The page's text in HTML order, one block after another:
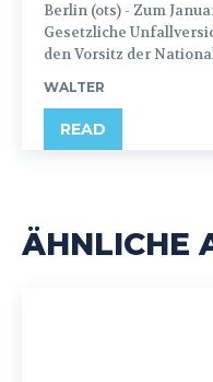
Berlin (ots) - Zum Januar 2026 hat die Deutsche
Gesetzliche
den Vorsitz der
WALTER
READ
ÄHNLICHE